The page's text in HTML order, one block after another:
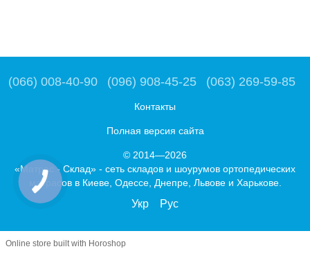
(066) 008-40-90 (096) 908-45-25 (063) 269-59-85
Контакты
Полная версия сайта
© 2014—2026
«Матрас - Склад» - сеть складов и шоурумов ортопедических
матрасов в Киеве, Одессе, Днепре, Львове и Харькове.
Укр Рус
Online store built with Horoshop